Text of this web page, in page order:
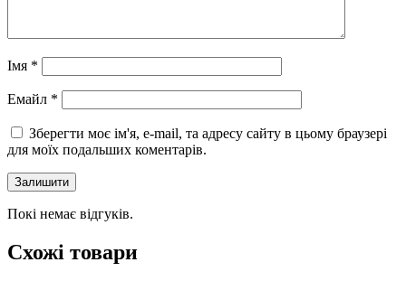
Імя *
Eмайл *
Зберегти моє ім'я, e-mail, та адресу сайту в цьому браузері
для моїх подальших коментарів.
Покі немає відгуків.
Схожі товари